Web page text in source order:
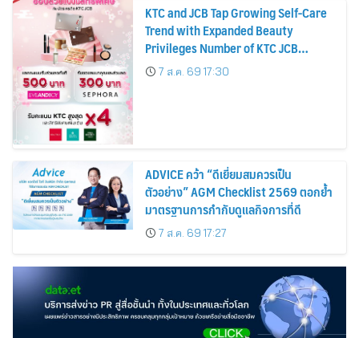
KTC and JCB Tap Growing Self-Care
Trend with Expanded Beauty
Privileges Number of KTC JCB
Cardmembers Spending on
Cosmetics Rises 26%
7 ส.ค. 69 17:30
ADVICE คว้า “ดีเยี่ยมสมควรเป็น
ตัวอย่าง” AGM Checklist 2569 ตอกย้ำ
มาตรฐานการกำกับดูแลกิจการที่ดี
7 ส.ค. 69 17:27